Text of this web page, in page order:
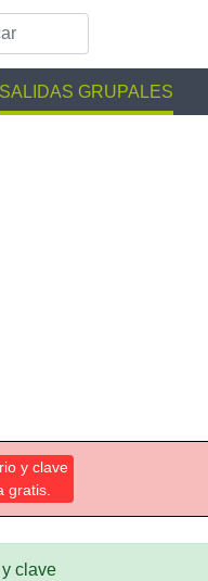
SALIDAS GRUPALES
y clave
gratis.
clave